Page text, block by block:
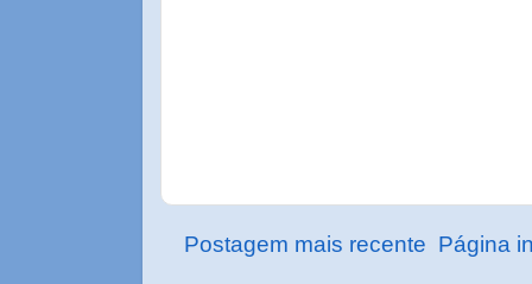
Postagem mais recente Página